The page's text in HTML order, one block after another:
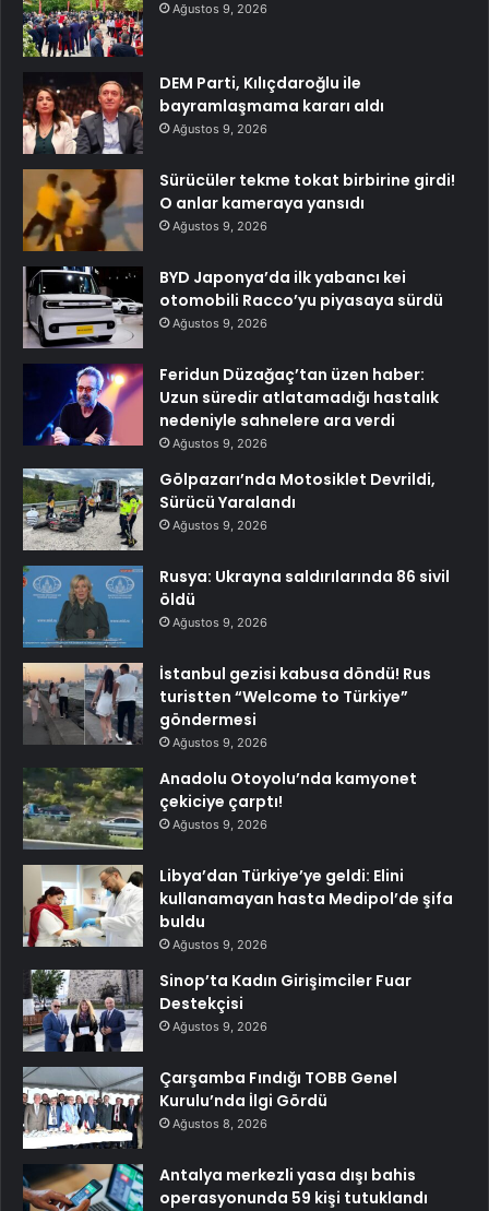
Ağustos 9, 2026
DEM Parti, Kılıçdaroğlu ile
bayramlaşmama kararı aldı
Ağustos 9, 2026
Sürücüler tekme tokat birbirine girdi!
O anlar kameraya yansıdı
Ağustos 9, 2026
BYD Japonya’da ilk yabancı kei
otomobili Racco’yu piyasaya sürdü
Ağustos 9, 2026
Feridun Düzağaç’tan üzen haber:
Uzun süredir atlatamadığı hastalık
nedeniyle sahnelere ara verdi
Ağustos 9, 2026
Gölpazarı’nda Motosiklet Devrildi,
Sürücü Yaralandı
Ağustos 9, 2026
Rusya: Ukrayna saldırılarında 86 sivil
öldü
Ağustos 9, 2026
İstanbul gezisi kabusa döndü! Rus
turistten “Welcome to Türkiye”
göndermesi
Ağustos 9, 2026
Anadolu Otoyolu’nda kamyonet
çekiciye çarptı!
Ağustos 9, 2026
Libya’dan Türkiye’ye geldi: Elini
kullanamayan hasta Medipol’de şifa
buldu
Ağustos 9, 2026
Sinop’ta Kadın Girişimciler Fuar
Destekçisi
Ağustos 9, 2026
Çarşamba Fındığı TOBB Genel
Kurulu’nda İlgi Gördü
Ağustos 8, 2026
Antalya merkezli yasa dışı bahis
operasyonunda 59 kişi tutuklandı